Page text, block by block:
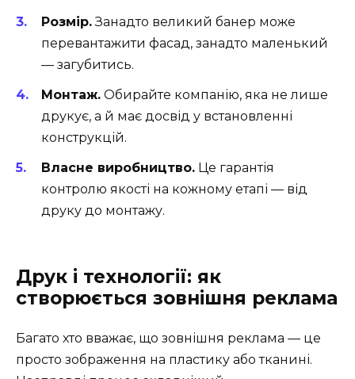
Розмір.Занадто великий банер може
перевантажити фасад, занадто маленький
— загубитись.
Монтаж. Обирайте компанію, яка не лише
друкує, а й має досвід у встановленні
конструкцій.
Власне виробництво. Це гарантія
контролю якості на кожному етапі — від
друку до монтажу.
Друк і технології: як
створюється зовнішня реклама
Багато хто вважає, що зовнішня реклама — це
просто зображення на пластику або тканині.